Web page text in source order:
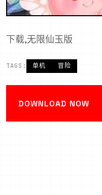
下载,无限仙玉版
TAGS: 单机 冒险
DOWNLOAD NOW